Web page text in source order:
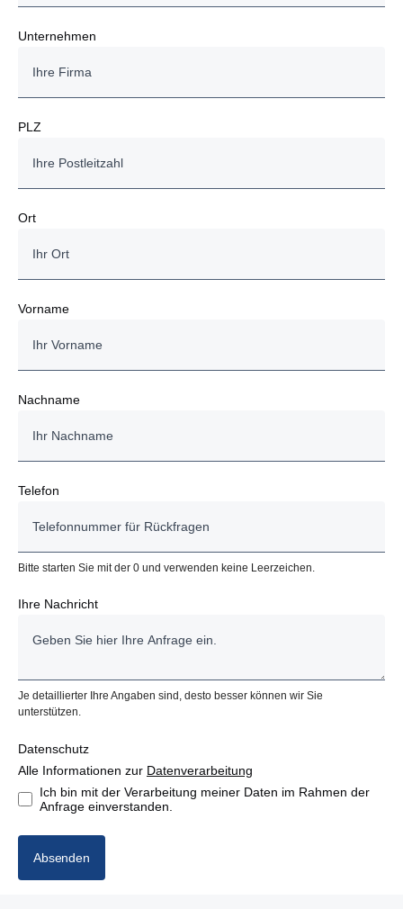
Unternehmen
PLZ
Ort
Vorname
Nachname
Telefon
Bitte starten Sie mit der 0 und verwenden keine Leerzeichen.
Ihre Nachricht
Je detaillierter Ihre Angaben sind, desto besser können wir Sie
unterstützen.
Datenschutz
Alle Informationen zur Datenverarbeitung
Ich bin mit der Verarbeitung meiner Daten im Rahmen der
Anfrage einverstanden.
Absenden